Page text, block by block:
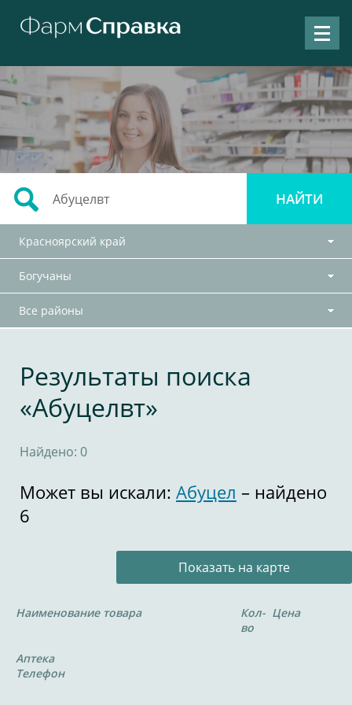
Красноярский край
Богучаны
Все районы
Результаты поиска
«Абуцелвт»
Найдено: 0
Может вы искали: Абуцел – найдено
6
Показать на карте
Наименование товара
Кол-
во
Цена
Аптека
Телефон